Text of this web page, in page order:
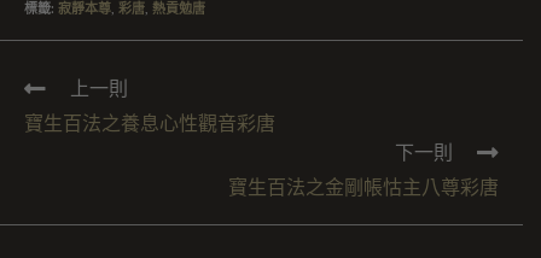
標籤: 寂靜本尊 彩唐 熱貢勉唐
上一則
寶生百法之養息心性觀音彩唐
下一則
寶生百法之金剛帳怙主八尊彩唐